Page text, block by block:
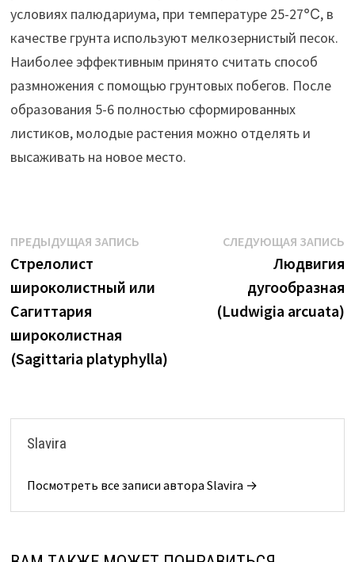
условиях палюдариума, при температуре 25-27℃, в
качестве грунта используют мелкозернистый песок.
Наиболее эффективным принято считать способ
размножения с помощью грунтовых побегов. После
образования 5-6 полностью сформированных
листиков, молодые растения можно отделять и
высаживать на новое место.
Навигация
по
записям
ПРЕДЫДУЩАЯ ЗАПИСЬПредыдущая
Стрелолист
широколистный или
Сагиттария
широколистная
(Sagittaria platyphylla)
СЛЕДУЮЩАЯ ЗАПИСЬ
Людвигия
дугообразная
(Ludwigia arcuata)
Slavira
Посмотреть все записи автора Slavira →